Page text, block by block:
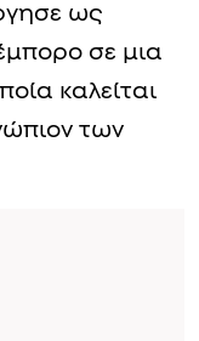
ως
σε μια
καλείται
των